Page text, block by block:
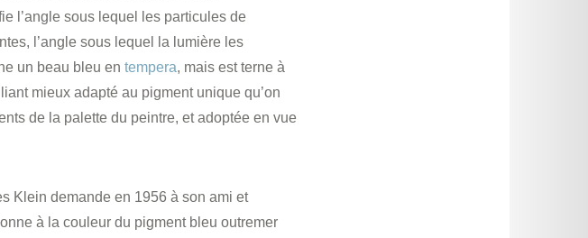
l’angle sous lequel les particules de
l’angle sous lequel la lumière les
un beau bleu en tempera, mais est terne à
mieux adapté au pigment unique qu’on
de la palette du peintre, et adoptée en vue
Klein demande en 1956 à son ami et
à la couleur du pigment bleu outremer